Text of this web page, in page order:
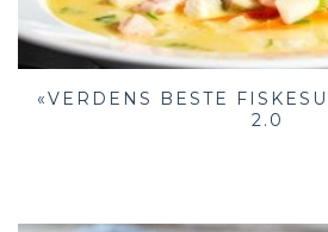
«VERDENS BESTE
2.0